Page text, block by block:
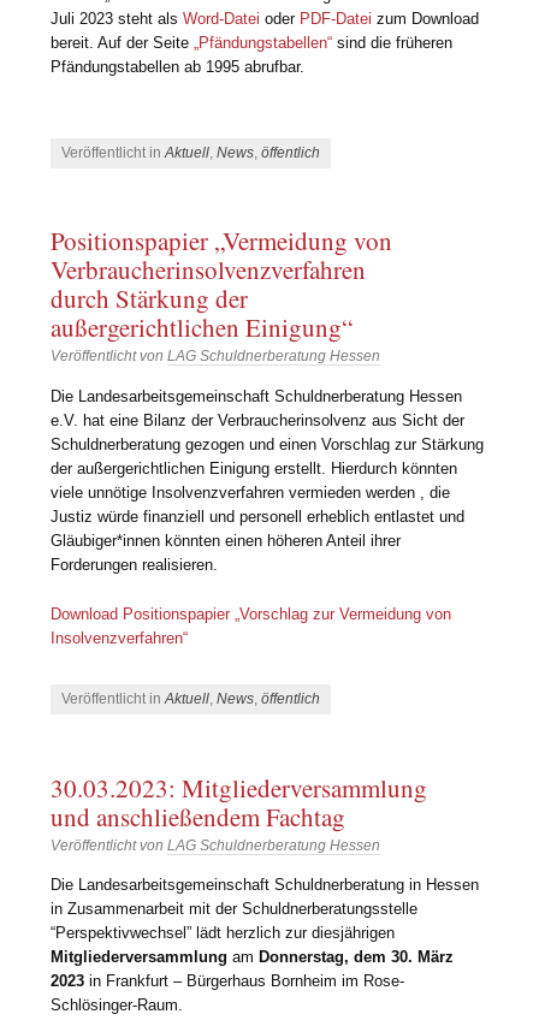
Juli 2023 steht alsWord-Datei oder PDF-Datei zum Download
bereit. Auf der Seite „Pfändungstabellen“ sind die früheren
Pfändungstabellen ab 1995 abrufbar.
Veröffentlicht inAktuell ,News ,öffentlich
Positionspapier „Vermeidung von
Verbraucherinsolvenzverfahren
durch Stärkung der
außergerichtlichen Einigung“
Veröffentlicht vonLAG Schuldnerberatung Hessen
Die Landesarbeitsgemeinschaft Schuldnerberatung Hessen
e.V. hat eine Bilanz der Verbraucherinsolvenz aus Sicht der
Schuldnerberatung gezogen und einen Vorschlag zur Stärkung
der außergerichtlichen Einigung erstellt. Hierdurch könnten
viele unnötige Insolvenzverfahren vermieden werden , die
Justiz würde finanziell und personell erheblich entlastet und
Gläubiger*innen könnten einen höheren Anteil ihrer
Forderungen realisieren.
Download Positionspapier „Vorschlag zur Vermeidung von
Insolvenzverfahren“
Veröffentlicht inAktuell,News,öffentlich
30.03.2023: Mitgliederversammlung
und anschließendem Fachtag
Veröffentlicht vonLAG Schuldnerberatung Hessen
Die Landesarbeitsgemeinschaft Schuldnerberatung in Hessen
in Zusammenarbeit mit der Schuldnerberatungsstelle
“Perspektivwechsel” lädt herzlich zur diesjährigen
Mitgliederversammlung am Donnerstag, dem 30. März
2023 in Frankfurt – Bürgerhaus Bornheim im Rose-
Schlösinger-Raum.